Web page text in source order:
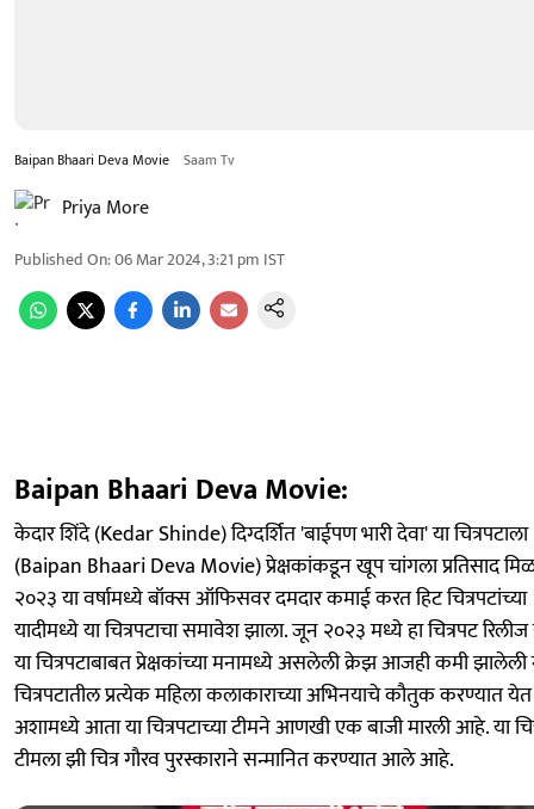
Baipan Bhaari Deva Movie Saam Tv
Priya More
Published On:06 Mar 2024, 3:21 pm IST
Baipan Bhaari Deva Movie:
केदार शिंदे (Kedar Shinde) दिग्दर्शित 'बाईपण भारी देवा' या चित्रपटाला
(Baipan Bhaari Deva Movie) प्रेक्षकांकडून खूप चांगला प्रतिसाद
२०२३ या वर्षामध्ये बॉक्स ऑफिसवर दमदार कमाई करत हिट चित्रपटांच्या
यादीमध्ये या चित्रपटाचा समावेश झाला. जून २०२३ मध्ये हा चित्रपट
या चित्रपटाबाबत प्रेक्षकांच्या मनामध्ये असलेली क्रेझ आजही कमी झालेली
चित्रपटातील प्रत्येक महिला कलाकाराच्या अभिनयाचे कौतुक करण्यात
अशामध्ये आता या चित्रपटाच्या टीमने आणखी एक बाजी मारली आहे. या
टीमला झी चित्र गौरव पुरस्काराने सन्मानित करण्यात आले आहे.